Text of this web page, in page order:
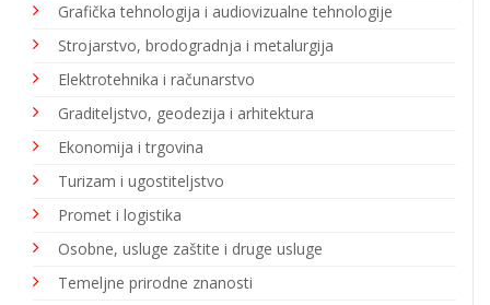
Grafička tehnologija i audiovizualne tehnologije
Strojarstvo, brodogradnja i metalurgija
Elektrotehnika i računarstvo
Graditeljstvo, geodezija i arhitektura
Ekonomija i trgovina
Turizam i ugostiteljstvo
Promet i logistika
Osobne, usluge zaštite i druge usluge
Temeljne prirodne znanosti